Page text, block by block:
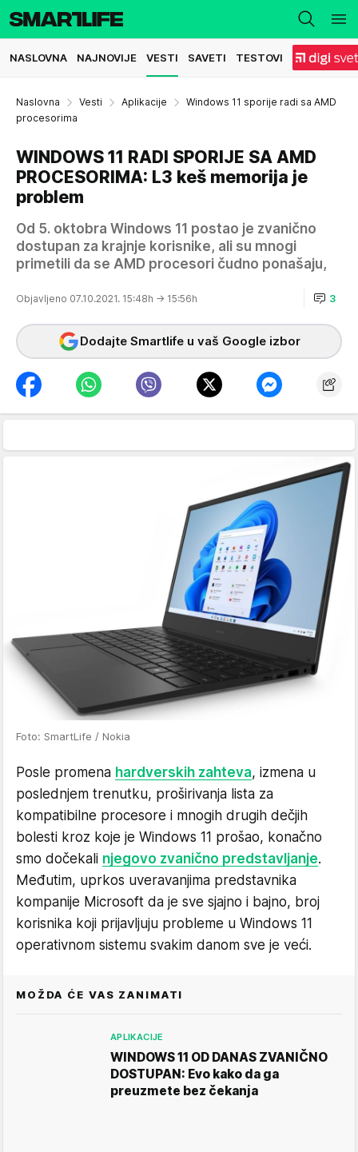
NASLOVNA NAJNOVIJE VESTI SAVETI TESTOVI
Naslovna Vesti Aplikacije
Windows 11 sporije radi sa AMD
procesorima
WINDOWS 11 RADI SPORIJE SA AMD
PROCESORIMA: L3 keš memorija je
problem
Od 5. oktobra Windows 11 postao je zvanično
dostupan za krajnje korisnike, ali su mnogi
primetili da se AMD procesori čudno ponašaju,
Objavljeno 07.10.2021. 15:48h → 15:56h 3
Dodajte Smartlife u vaš Google izbor
Foto: SmartLife / Nokia
Posle promena hardverskih zahteva, izmena u
poslednjem trenutku, proširivanja lista za
kompatibilne procesore i mnogih drugih dečjih
bolesti kroz koje je Windows 11 prošao, konačno
smo dočekali njegovo zvanično predstavljanje.
Međutim, uprkos uveravanjima predstavnika
kompanije Microsoft da je sve sjajno i bajno, broj
korisnika koji prijavljuju probleme u Windows 11
operativnom sistemu svakim danom sve je veći.
MOŽDA ĆE VAS ZANIMATI
APLIKACIJE
WINDOWS 11 OD DANAS ZVANIČNO
DOSTUPAN: Evo kako da ga
preuzmete bez čekanja